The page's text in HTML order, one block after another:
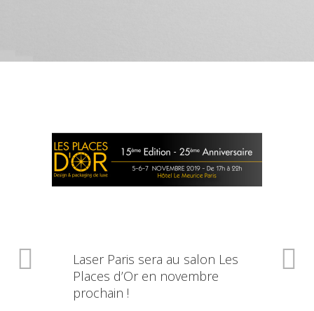
Laser Paris sera au salon Les
Places d’Or en novembre
prochain !